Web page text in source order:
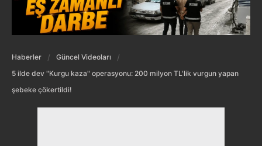
Haberler
Güncel Videoları
5 ilde dev "Kurgu kaza" operasyonu: 200 milyon TL'lik vurgun yapan
şebeke çökertildi!